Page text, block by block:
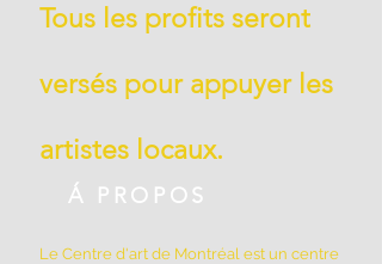
Tous les profits seront
versés pour appuyer les
artistes locaux.
Á PROPOS
Le Centre d'art de Montréal est un centre